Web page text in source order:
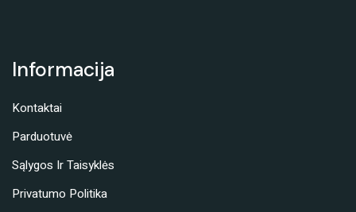
Informacija
Kontaktai
Parduotuvė
Sąlygos Ir Taisyklės
Privatumo Politika